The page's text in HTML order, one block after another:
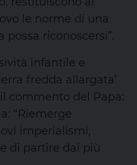
le norme di una
riconoscersi”.
infantile e
fredda allargata’
commento del Papa:
“Riemerge
imperialismi,
di partire dai più